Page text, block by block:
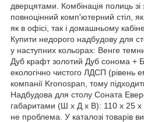
дверцятами. Комбінація полиць
повноцінний комп'ютерний стіл,
як в офісі, так і домашньому
Купити недорого надбудову для
у наступних кольорах: Венге
Дуб крафт золотий Дуб сонома +
екологічно чистого ЛДСП (рівень
компанії Kronospan, тому
Надбудова для столу Соната
габаритами (Ш х Д х В): 110 х 25 х
не проблема. У каталозі товарів